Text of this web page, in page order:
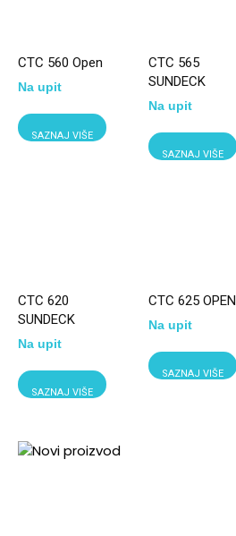
CTC 560 Open
Na upit
SAZNAJ VIŠE
CTC 565
SUNDECK
Na upit
SAZNAJ VIŠE
CTC 620
SUNDECK
Na upit
SAZNAJ VIŠE
CTC 625 OPEN
Na upit
SAZNAJ VIŠE